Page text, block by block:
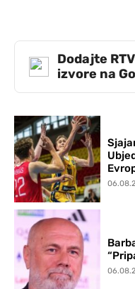
Dodajte
izvore na